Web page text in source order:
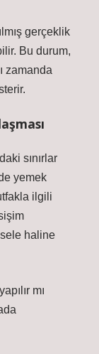
gerçeklik
Bu durum,
zamanda
sınırlar
yemek
ilgili
haline
mı